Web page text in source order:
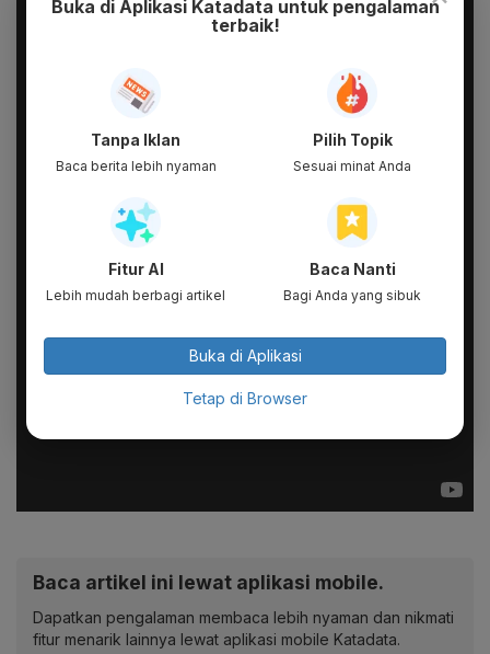
Baca artikel ini lewat aplikasi mobile.
Dapatkan pengalaman membaca lebih nyaman dan nikmati
fitur menarik lainnya lewat aplikasi mobile Katadata.
Buka di Aplikasi Katadata untuk pengalaman
terbaik!
Tanpa Iklan
Baca berita lebih nyaman
Pilih Topik
Sesuai minat Anda
Fitur AI
Lebih mudah berbagi artikel
Baca Nanti
Bagi Anda yang sibuk
Buka di Aplikasi
Tetap di Browser